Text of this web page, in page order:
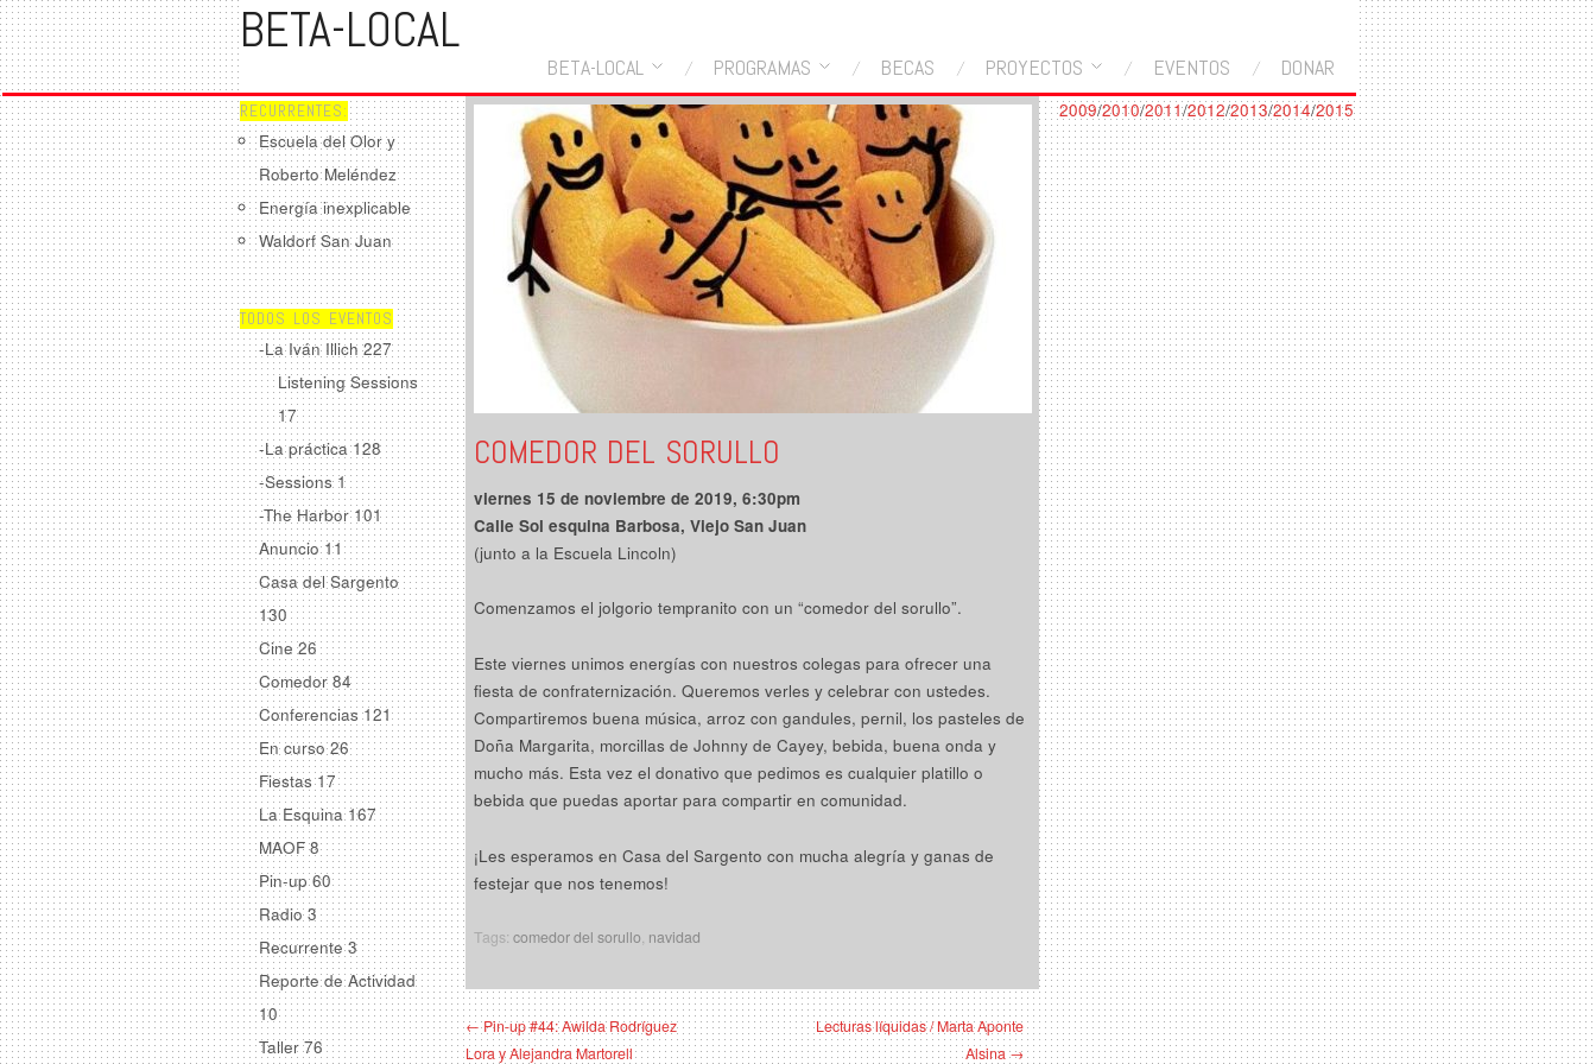
BETA-LOCAL
BETA-LOCAL PROGRAMAS BECAS PROYECTOS EVENTOS DONAR
RECURRENTES:
Escuela del Olor y
Roberto Meléndez
Energía inexplicable
Waldorf San Juan
TODOS LOS EVENTOS
-La Iván Illich227
Listening Sessions
17
-La práctica128
-Sessions 1
-The Harbor101
Anuncio11
Casa del Sargento
130
Cine26
Comedor 84
Conferencias121
En curso26
Fiestas17
La Esquina167
MAOF8
Pin-up60
Radio3
Recurrente3
Reporte de Actividad
10
Taller76
COMEDOR DEL SORULLO
viernes 15 de noviembre de 2019, 6:30pm
Calle Sol esquina Barbosa, Viejo San Juan
(junto a la Escuela Lincoln)
Comenzamos el jolgorio tempranito con un “comedor del sorullo”.
Este viernes unimos energías con nuestros colegas para ofrecer una
fiesta de confraternización. Queremos verles y celebrar con ustedes.
Compartiremos buena música, arroz con gandules, pernil, los pasteles de
Doña Margarita, morcillas de Johnny de Cayey, bebida, buena onda y
mucho más. Esta vez el donativo que pedimos es cualquier platillo o
bebida que puedas aportar para compartir en comunidad.
¡Les esperamos en Casa del Sargento con mucha alegría y ganas de
festejar que nos tenemos!
Tags: comedor del sorullo, navidad
← Pin-up #44: Awilda Rodríguez
Lora y Alejandra Martorell
Lecturas líquidas / Marta Aponte
Alsina →
2009/2010/2011/2012/2013/2014/2015